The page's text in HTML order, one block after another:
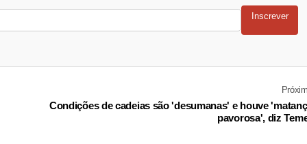
Inscrever
Condições de cadeias são 'desumanas' e houve
pavorosa', diz